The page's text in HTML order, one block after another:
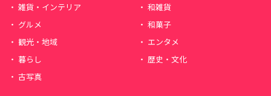
雑貨・インテリア
和雑貨
グルメ
和菓子
観光・地域
エンタメ
暮らし
歴史・文化
古写真